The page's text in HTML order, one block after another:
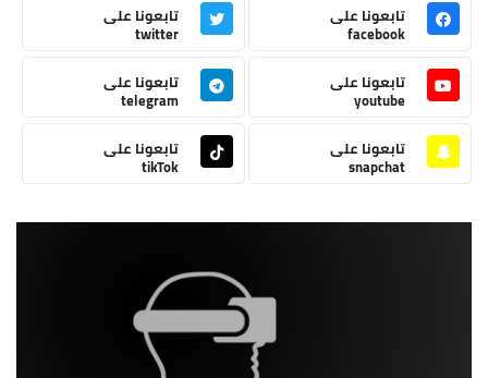
تابعونا على
facebook
تابعونا على
twitter
تابعونا على
youtube
تابعونا على
telegram
تابعونا على
snapchat
تابعونا على
tikTok